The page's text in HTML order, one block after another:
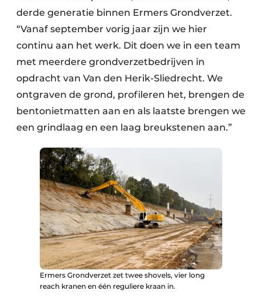
Machines & Materieel
derde generatie binnen Ermers Grondverzet.
“Vanaf september vorig jaar zijn we hier
continu aan het werk. Dit doen we in een team
met meerdere grondverzetbedrijven in
opdracht van Van den Herik-Sliedrecht. We
ontgraven de grond, profileren het, brengen de
bentonietmatten aan en als laatste brengen we
een grindlaag en een laag breukstenen aan.”
Ermers Grondverzet zet twee shovels, vier long
reach kranen en één reguliere kraan in.